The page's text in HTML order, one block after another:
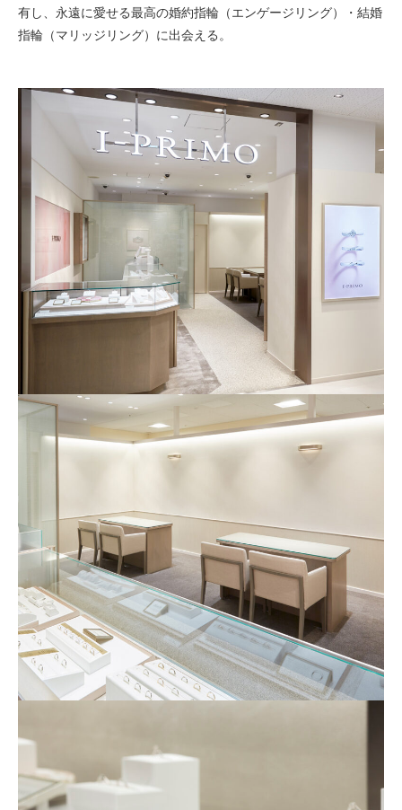
有し、永遠に愛せる最高の婚約指輪（エンゲージリング）・結婚
指輪（マリッジリング）に出会える。